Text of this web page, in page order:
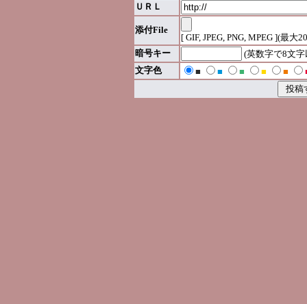
ＵＲＬ
添付File
[ GIF, JPEG, PNG, MPEG ](最大
暗号キー
(英数字で8文
文字色
■ ■ ■ ■ ■